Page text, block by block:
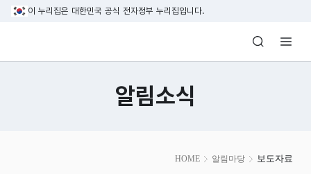
본문 바로가기
이 누리집은 대한민국 공식 전자정부 누리집입니다.
방송미디어통신위원회 Korea Media
알림소식
HOME 알림마당 보도자료